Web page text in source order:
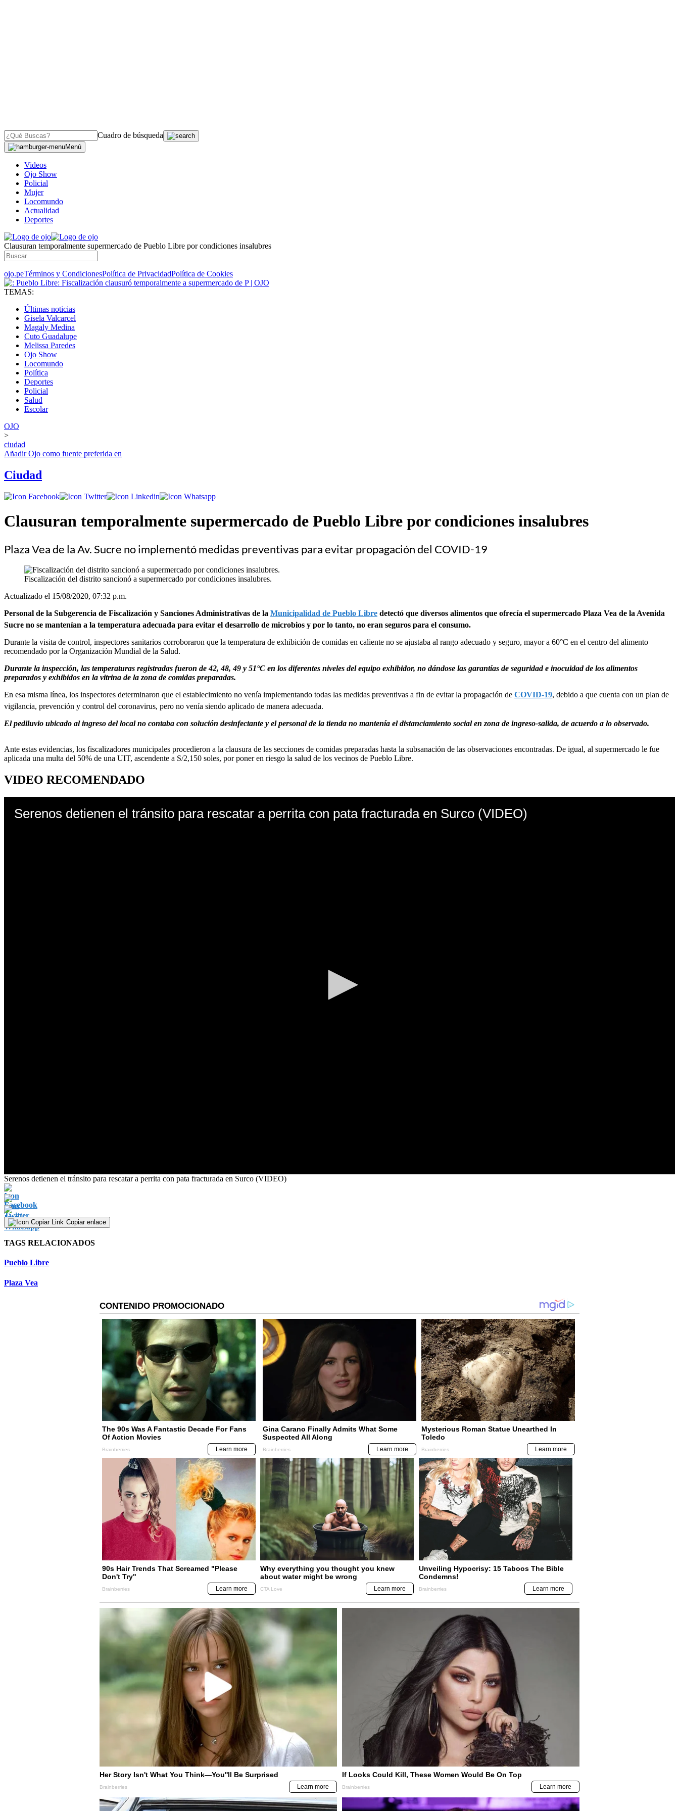
Cuadro de búsqueda
Menú
Videos
Ojo Show
Policial
Mujer
Locomundo
Actualidad
Deportes
Clausuran temporalmente supermercado de Pueblo Libre por condiciones insalubres
ojo.peTérminos y CondicionesPolítica de PrivacidadPolítica de Cookies
TEMAS:
Últimas noticias
Gisela Valcarcel
Magaly Medina
Cuto Guadalupe
Melissa Paredes
Ojo Show
Locomundo
Política
Deportes
Policial
Salud
Escolar
OJO
>
ciudad
AñadirOjo como fuente preferida en
Ciudad
Clausuran temporalmente supermercado de Pueblo Libre por condiciones insalubres
Plaza Vea de la Av. Sucre no implementó medidas preventivas para evitar propagación del COVID-19
Fiscalización del distrito sancionó a supermercado por condiciones insalubres.
Actualizado el 15/08/2020, 07:32 p.m.
Personal de la Subgerencia de Fiscalización y Sanciones Administrativas de la Municipalidad de Pueblo Libre detectó que diversos alimentos que ofrecía el supermercado Plaza Vea de la Avenida
Sucre no se mantenían a la temperatura adecuada para evitar el desarrollo de microbios y por lo tanto, no eran seguros para el consumo.
Durante la visita de control, inspectores sanitarios corroboraron que la temperatura de exhibición de comidas en caliente no se ajustaba al rango adecuado y seguro, mayor a 60°C en el centro del alimento
recomendado por la Organización Mundial de la Salud.
Durante la inspección, las temperaturas registradas fueron de 42, 48, 49 y 51°C en los diferentes niveles del equipo exhibidor, no dándose las garantías de seguridad e inocuidad de los alimentos
preparados y exhibidos en la vitrina de la zona de comidas preparadas.
En esa misma línea, los inspectores determinaron que el establecimiento no venía implementando todas las medidas preventivas a fin de evitar la propagación de COVID-19, debido a que cuenta con un plan de
vigilancia, prevención y control del coronavirus, pero no venía siendo aplicado de manera adecuada.
El pediluvio ubicado al ingreso del local no contaba con solución desinfectante y el personal de la tienda no mantenía el distanciamiento social en zona de ingreso-salida, de acuerdo a lo observado.
Ante estas evidencias, los fiscalizadores municipales procedieron a la clausura de las secciones de comidas preparadas hasta la subsanación de las observaciones encontradas. De igual, al supermercado le fue
aplicada una multa del 50% de una UIT, ascendente a S/2,150 soles, por poner en riesgo la salud de los vecinos de Pueblo Libre.
VIDEO RECOMENDADO
Serenos detienen el tránsito para rescatar a perrita con pata fracturada en Surco (VIDEO)
0
seconds
of
0
secondsVolume
90%
Serenos detienen el tránsito para rescatar a perrita con pata fracturada en Surco (VIDEO)
Copiar enlace
TAGS RELACIONADOS
Pueblo Libre
Plaza Vea